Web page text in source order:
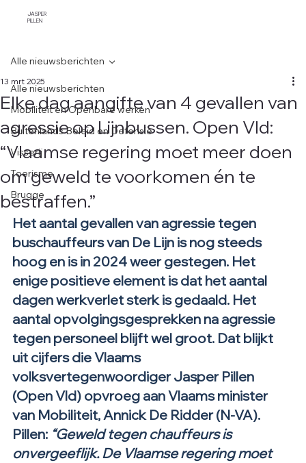
JASPER
PILLEN
Alle nieuwsberichten
Mobiliteit en Openbare werken
Buitenlands Beleid en Defensie
Visserij
Toerisme
Brugge
Alle nieuwsberichten
Elke dag aangifte van 4 gevallen van
agressie op Lijnbussen. Open Vld:
“Vlaamse regering moet meer doen
om geweld te voorkomen én te
bestraffen.”
13 mrt 2025
Het aantal gevallen van agressie tegen
buschauffeurs van De Lijn is nog steeds
hoog en is in 2024 weer gestegen. Het
enige positieve element is dat het aantal
dagen werkverlet sterk is gedaald. Het
aantal opvolgingsgesprekken na agressie
tegen personeel blijft wel groot. Dat blijkt
uit cijfers die Vlaams
volksvertegenwoordiger Jasper Pillen
(Open Vld) opvroeg aan Vlaams minister
van Mobiliteit, Annick De Ridder (N-VA).
Pillen: “Geweld tegen chauffeurs is
onvergeeflijk. De Vlaamse regering moet